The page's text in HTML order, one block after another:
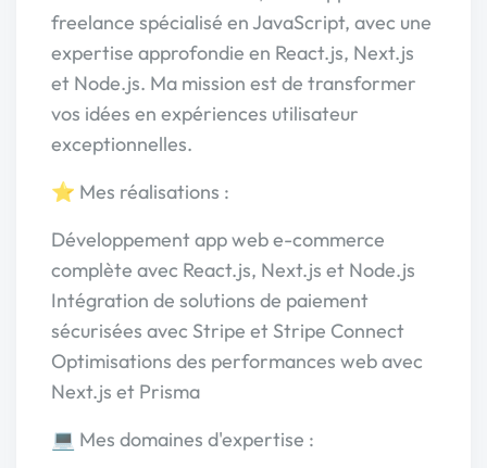
freelance spécialisé en JavaScript, avec une
expertise approfondie en React.js, Next.js
et Node.js. Ma mission est de transformer
vos idées en expériences utilisateur
exceptionnelles.
⭐️ Mes réalisations :
Développement app web e-commerce
complète avec React.js, Next.js et Node.js
Intégration de solutions de paiement
sécurisées avec Stripe et Stripe Connect
Optimisations des performances web avec
Next.js et Prisma
💻 Mes domaines d'expertise :